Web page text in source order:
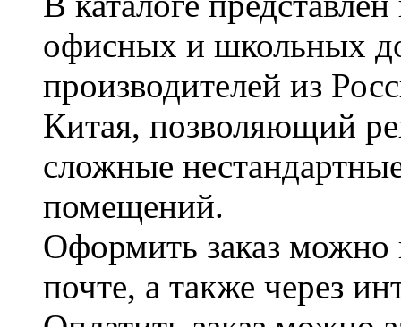
офисных и школьных
производителей из
Китая, позволяющий
сложные
помещений.
Оформить заказ можно
почте, а также через